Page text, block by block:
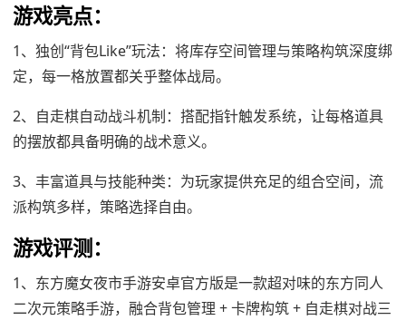
游戏亮点：
1、独创“背包Like”玩法：将库存空间管理与策略构筑深度绑
定，每一格放置都关乎整体战局。
2、自走棋自动战斗机制：搭配指针触发系统，让每格道具
的摆放都具备明确的战术意义。
3、丰富道具与技能种类：为玩家提供充足的组合空间，流
派构筑多样，策略选择自由。
游戏评测：
1、东方魔女夜市手游安卓官方版是一款超对味的东方同人
二次元策略手游，融合背包管理 + 卡牌构筑 + 自走棋对战三